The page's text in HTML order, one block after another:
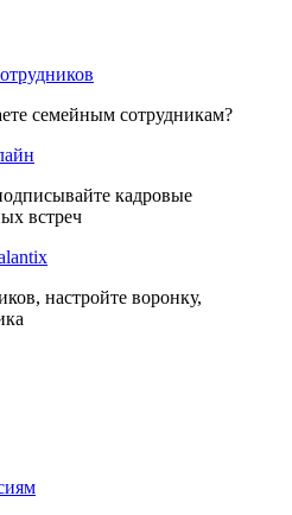
семейным сотрудникам?
кадровые
встреч
настройте воронку,